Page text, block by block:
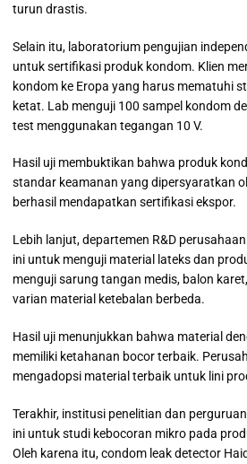
turun drastis.
Selain itu, laboratorium pengujian
untuk sertifikasi produk kondom. Klien
kondom ke Eropa yang harus mematuhi
ketat. Lab menguji 100 sampel kondom
test menggunakan tegangan 10 V.
Hasil uji membuktikan bahwa produk
standar keamanan yang dipersyaratkan
berhasil mendapatkan sertifikasi ekspor.
Lebih lanjut, departemen R&D
ini untuk menguji material lateks dan
menguji sarung tangan medis, balon
varian material ketebalan berbeda.
Hasil uji menunjukkan bahwa material
memiliki ketahanan bocor terbaik.
mengadopsi material terbaik untuk lini
Terakhir, institusi penelitian dan
ini untuk studi kebocoran mikro pada
Oleh karena itu, condom leak detector